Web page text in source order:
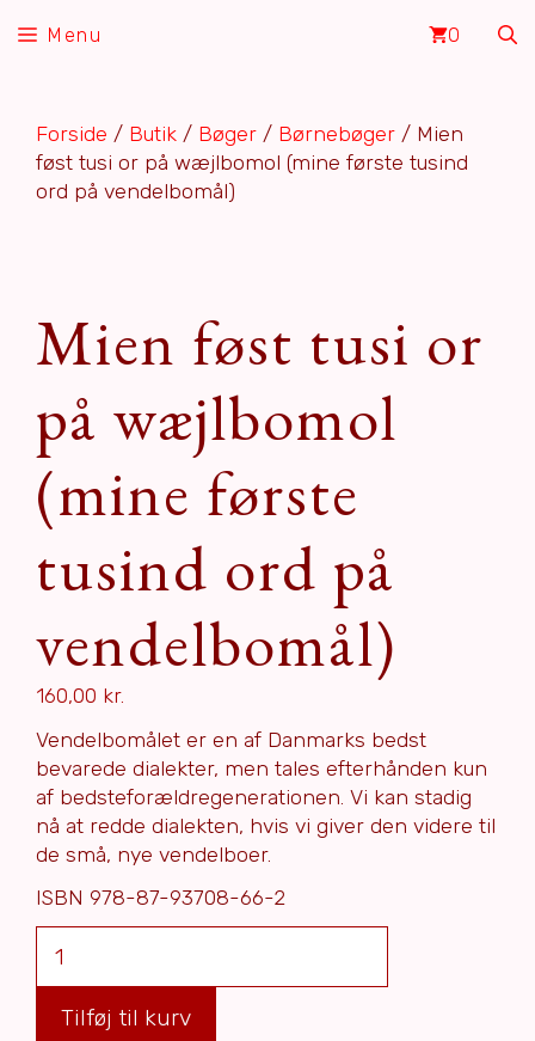
Menu 0
Forside / Butik / Bøger / Børnebøger / Mien
føst tusi or på wæjlbomol (mine første tusind
ord på vendelbomål)
Mien føst tusi or
på wæjlbomol
(mine første
tusind ord på
vendelbomål)
160,00 kr.
Vendelbomålet er en af Danmarks bedst
bevarede dialekter, men tales efterhånden kun
af bedsteforældregenerationen. Vi kan stadig
nå at redde dialekten, hvis vi giver den videre til
de små, nye vendelboer.
ISBN 978-87-93708-66-2
føst
Tilføj til kurv